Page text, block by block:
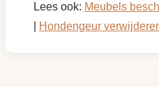
Lees ook: Meubels
Hondengeur